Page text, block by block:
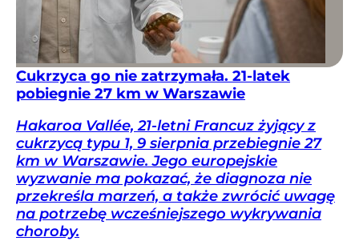
Cukrzyca go nie zatrzymała. 21-latek
pobiegnie 27 km w Warszawie
Hakaroa Vallée, 21-letni Francuz żyjący z
cukrzycą typu 1, 9 sierpnia przebiegnie 27
km w Warszawie. Jego europejskie
wyzwanie ma pokazać, że diagnoza nie
przekreśla marzeń, a także zwrócić uwagę
na potrzebę wcześniejszego wykrywania
choroby.